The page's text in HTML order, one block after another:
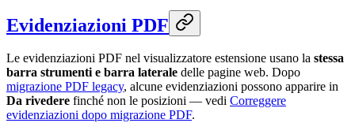
Evidenziazioni PDF
Le evidenziazioni PDF nel visualizzatore estensione usano la stessa
barra strumenti e barra laterale delle pagine web. Dopo
migrazione PDF legacy, alcune evidenziazioni possono apparire in
Da rivedere finché non le posizioni — vedi Correggere
evidenziazioni dopo migrazione PDF.